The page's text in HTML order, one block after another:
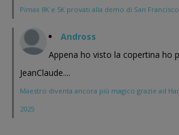
Pimax 8K e 5K provati alla demo di San Francisco
Andross
Appena ho visto la copertina ho
JeanClaude....
Maestro diventa ancora più magico grazie ad
2025